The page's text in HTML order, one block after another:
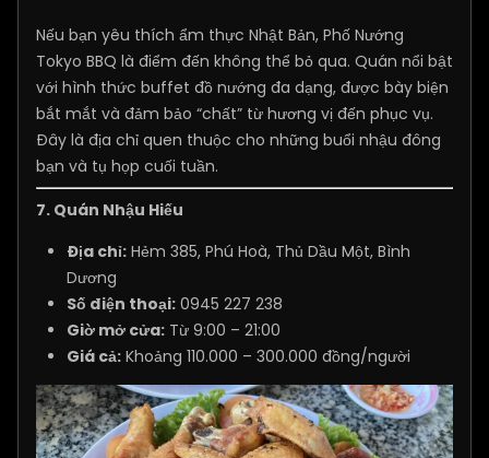
Nếu bạn yêu thích ẩm thực Nhật Bản, Phố Nướng
Tokyo BBQ là điểm đến không thể bỏ qua. Quán nổi bật
với hình thức buffet đồ nướng đa dạng, được bày biện
bắt mắt và đảm bảo “chất” từ hương vị đến phục vụ.
Đây là địa chỉ quen thuộc cho những buổi nhậu đông
bạn và tụ họp cuối tuần.
7. Quán Nhậu Hiếu
Địa chỉ: Hẻm 385, Phú Hoà, Thủ Dầu Một, Bình
Dương
Số điện thoại: 0945 227 238
Giờ mở cửa: Từ 9:00 – 21:00
Giá cả: Khoảng 110.000 – 300.000 đồng/người